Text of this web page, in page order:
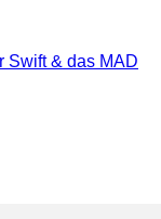
Swift & das MAD